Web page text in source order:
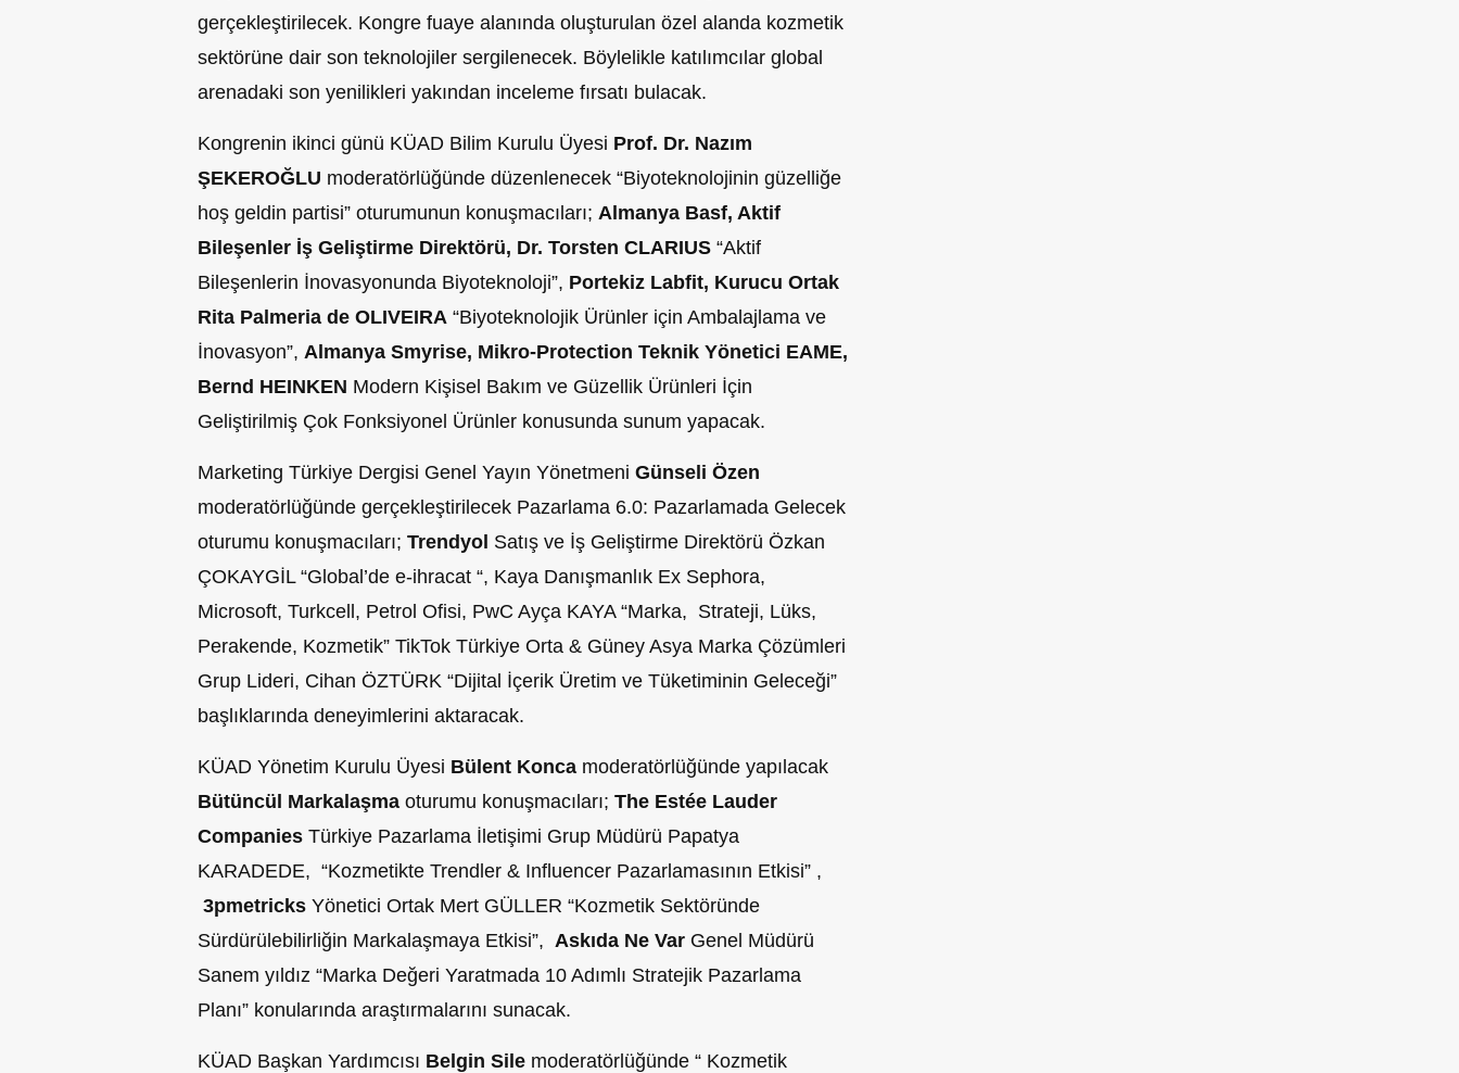
gerçekleştirilecek. Kongre fuaye alanında oluşturulan özel alanda kozmetik
sektörüne dair son teknolojiler sergilenecek. Böylelikle katılımcılar global
arenadaki son yenilikleri yakından inceleme fırsatı bulacak.
Kongrenin ikinci günü KÜAD Bilim Kurulu Üyesi Prof. Dr. Nazım
ŞEKEROĞLU moderatörlüğünde düzenlenecek “Biyoteknolojinin güzelliğe
hoş geldin partisi” oturumunun konuşmacıları; Almanya Basf, Aktif
Bileşenler İş Geliştirme Direktörü, Dr. Torsten CLARIUS “Aktif
Bileşenlerin İnovasyonunda Biyoteknoloji”, Portekiz Labfit, Kurucu Ortak
Rita Palmeria de OLIVEIRA “Biyoteknolojik Ürünler için Ambalajlama ve
İnovasyon”, Almanya Smyrise, Mikro-Protection Teknik Yönetici EAME,
Bernd HEINKEN Modern Kişisel Bakım ve Güzellik Ürünleri İçin
Geliştirilmiş Çok Fonksiyonel Ürünler konusunda sunum yapacak.
Marketing Türkiye Dergisi Genel Yayın Yönetmeni Günseli Özen
moderatörlüğünde gerçekleştirilecek Pazarlama 6.0: Pazarlamada Gelecek
oturumu konuşmacıları; Trendyol Satış ve İş Geliştirme Direktörü Özkan
ÇOKAYGİL “Global’de e-ihracat “, Kaya Danışmanlık Ex Sephora,
Microsoft, Turkcell, Petrol Ofisi, PwC Ayça KAYA “Marka, Strateji, Lüks,
Perakende, Kozmetik” TikTok Türkiye Orta & Güney Asya Marka Çözümleri
Grup Lideri, Cihan ÖZTÜRK “Dijital İçerik Üretim ve Tüketiminin Geleceği”
başlıklarında deneyimlerini aktaracak.
KÜAD Yönetim Kurulu Üyesi Bülent Konca moderatörlüğünde yapılacak
Bütüncül Markalaşma oturumu konuşmacıları; The Estée Lauder
Companies Türkiye Pazarlama İletişimi Grup Müdürü Papatya
KARADEDE, “Kozmetikte Trendler & Influencer Pazarlamasının Etkisi” ,
3pmetricks Yönetici Ortak Mert GÜLLER “Kozmetik Sektöründe
Sürdürülebilirliğin Markalaşmaya Etkisi”, Askıda Ne Var Genel Müdürü
Sanem yıldız “Marka Değeri Yaratmada 10 Adımlı Stratejik Pazarlama
Planı” konularında araştırmalarını sunacak.
KÜAD Başkan Yardımcısı Belgin Sile moderatörlüğünde “ Kozmetik